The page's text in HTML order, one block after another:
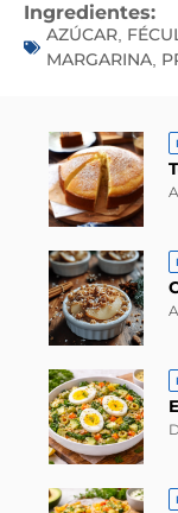
Ingredientes:
AZÚCAR
MARGARINA